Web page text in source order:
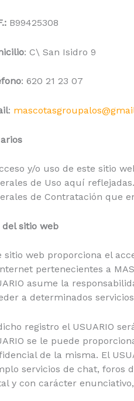
B99425308
: C\ San Isidro 9
: 620 21 23 07
:
y/o uso de este sitio
de Uso aquí
de Contratación que
del sitio web
sitio web proporciona el
pertenecientes a
asume la
a determinados
registro el USUARIO
se le puede
de la misma. El
servicios de chat, foros
y con carácter